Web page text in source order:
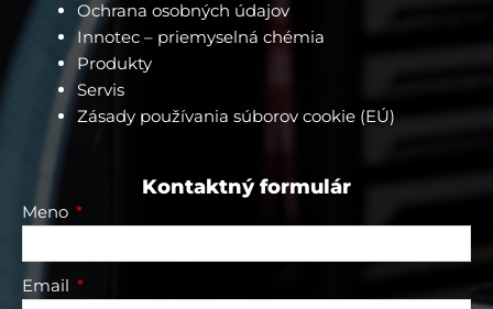
Ochrana osobných údajov
Innotec – priemyselná chémia
Produkty
Servis
Zásady používania súborov cookie (EÚ)
Kontaktný formulár
Meno
Email